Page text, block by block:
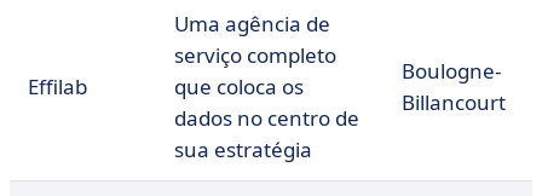
Effilab
Uma agência de
serviço completo
que coloca os
dados no centro de
sua estratégia
Boulogne-
Billancourt